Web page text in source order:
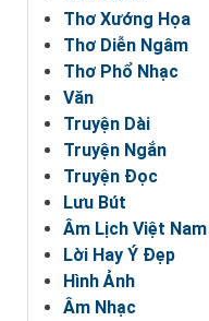
Thơ Xướng Họa
Thơ Diễn Ngâm
Thơ Phổ Nhạc
Văn
Truyện Dài
Truyện Ngắn
Truyện Đọc
Lưu Bút
Âm Lịch Việt Nam
Lời Hay Ý Đẹp
Hình Ảnh
Âm Nhạc